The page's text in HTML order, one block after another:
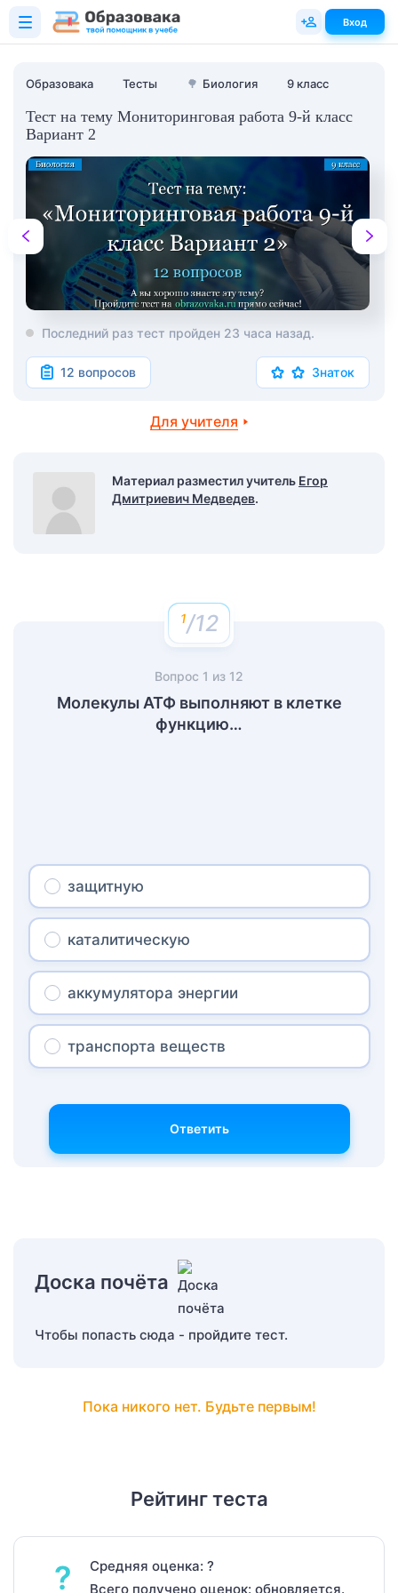
Образовака Тесты 🌳 Биология 9 класс
Тест на тему Мониторинговая работа 9-й класс
Вариант 2
Последний раз тест пройден 23 часа назад.
12 вопросов Знаток
Для учителя
Материал разместил учитель Егор
Дмитриевич Медведев.
/12
Вопрос 1 из 12
Молекулы АТФ выполняют в клетке
функцию…
защитную
каталитическую
аккумулятора энергии
транспорта веществ
Ответить
Доска почёта
Чтобы попасть сюда - пройдите тест.
Пока никого нет. Будьте первым!
Рейтинг теста
?
Средняя оценка: ?
Всего получено оценок: обновляется.
Вход